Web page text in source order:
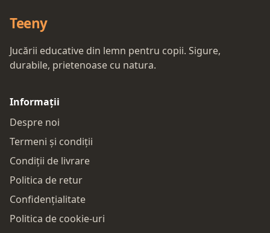
Teeny
Jucării educative din lemn pentru copii. Sigure,
durabile, prietenoase cu natura.
Informații
Despre noi
Termeni și condiții
Condiții de livrare
Politica de retur
Confidențialitate
Politica de cookie-uri